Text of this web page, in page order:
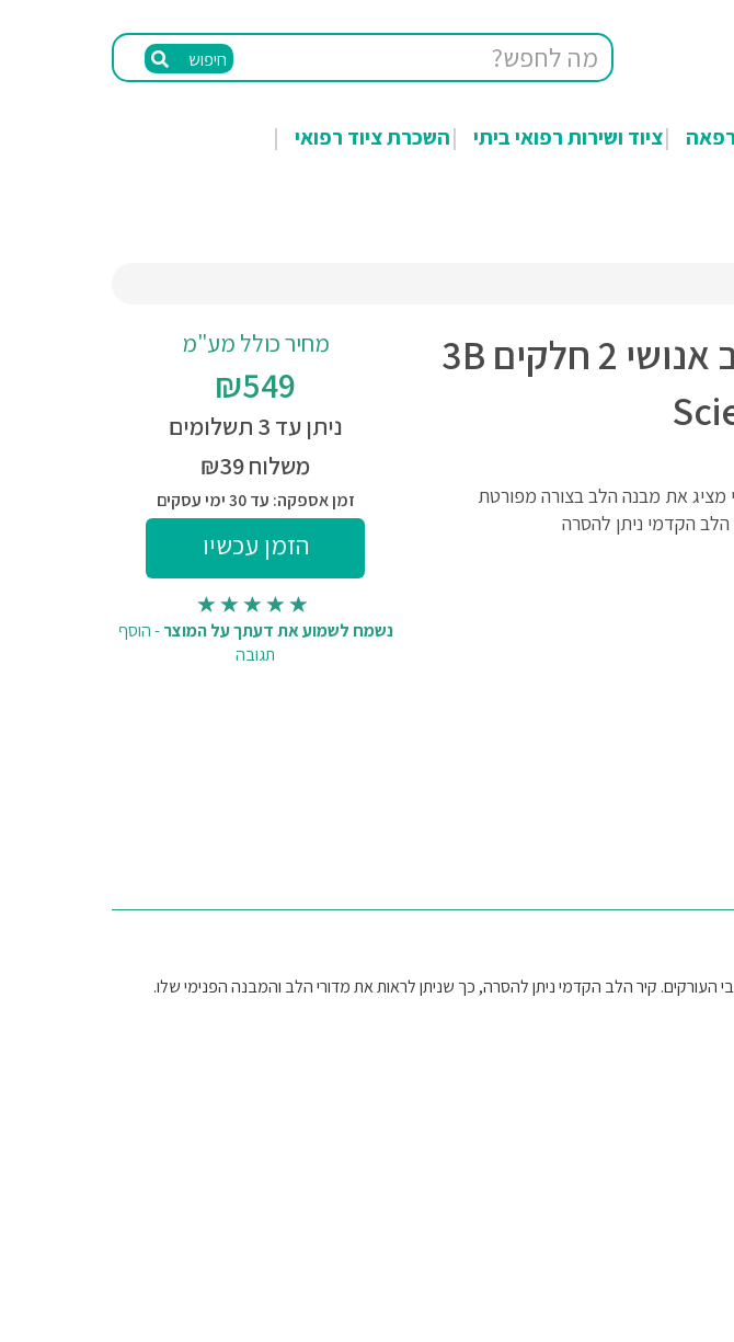
חיפוש
ציוד ושירות רפואי ביתי
השכרת ציוד רפואי
דגם לב אנושי 2 חלקים 3B
מציג את מבנה הלב בצורה מפורטת
הלב הקדמי ניתן להסרה
מחיר כולל מע"מ
₪549
ניתן עד 3 תשלומים
משלוח ₪39
זמן אספקה: עד 30 ימי עסקים
נשמח לשמוע את דעתך על המוצר-הוסף
תגובה
העורקים. קיר הלב הקדמי ניתן להסרה, כך שניתן לראות את מדורי הלב והמבנה הפנימי שלו.